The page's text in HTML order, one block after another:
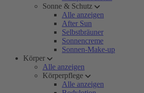
Sonne & Schutz
Alle anzeigen
After Sun
Selbstbräuner
Sonnencreme
Sonnen-Make-up
Körper
Alle anzeigen
Körperpflege
Alle anzeigen